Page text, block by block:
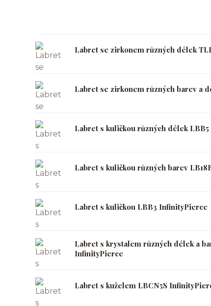
Labret se zirkonem různých délek
Labret se zirkonem různých barev a
Labret s kuličkou různých délek
Labret s kuličkou různých barev
Labret s kuličkou LBB3 InfinityPierce
Labret s krystalem různých délek a
InfinityPierce
Labret s kuželem LBCN5S